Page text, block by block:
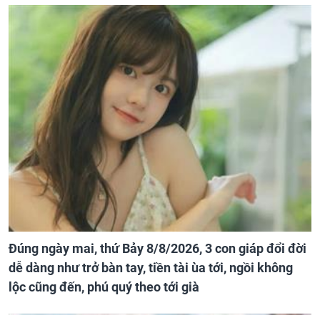
Đúng ngày mai, thứ Bảy 8/8/2026, 3 con giáp đổi đời
dễ dàng như trở bàn tay, tiền tài ùa tới, ngồi không
lộc cũng đến, phú quý theo tới già